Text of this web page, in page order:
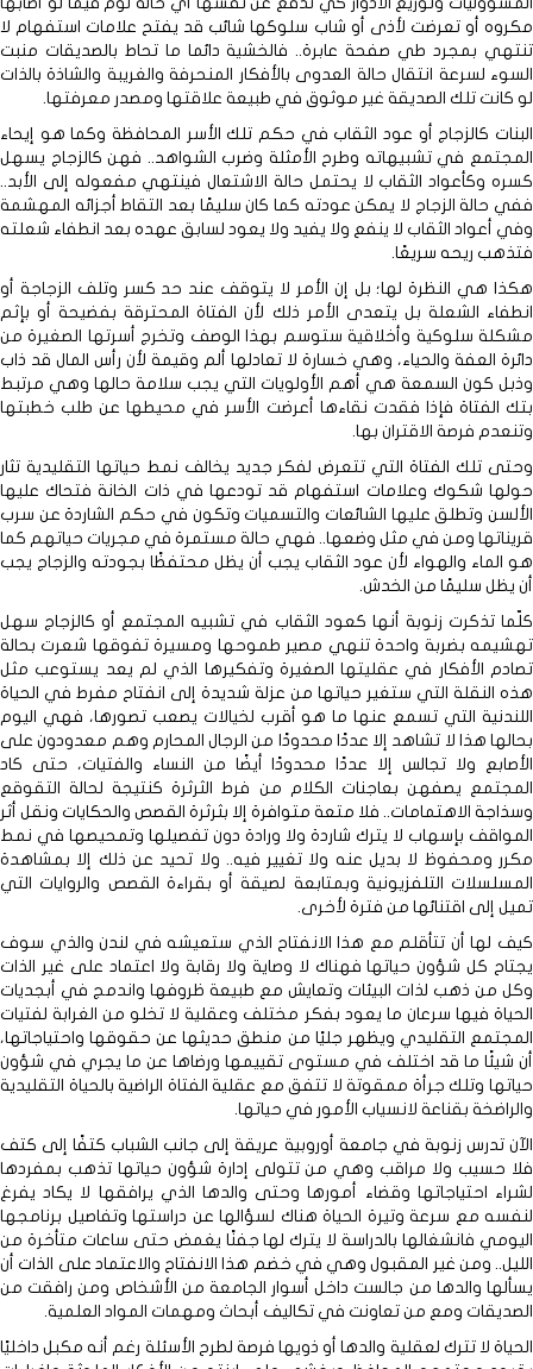
مكروه أو تعرضت لأذى أو شاب سلوكها شائب قد يفتح علامات استفهام لا
تنتهي بمجرد طي صفحة عابرة.. فالخشية دائما ما تحاط بالصديقات منبت
السوء لسرعة انتقال حالة العدوى بالأفكار المنحرفة والغريبة والشاذة بالذات
لو كانت تلك الصديقة غير موثوق في طبيعة علاقتها ومصدر معرفتها.
البنات كالزجاج أو عود الثقاب في حكم تلك الأسر المحافظة وكما هو إيحاء
المجتمع في تشبيهاته وطرح الأمثلة وضرب الشواهد.. فهن كالزجاج يسهل
كسره وكأعواد الثقاب لا يحتمل حالة الاشتعال فينتهي مفعوله إلى الأبد..
ففي حالة الزجاج لا يمكن عودته كما كان سليمًا بعد التقاط أجزائه المهشمة
وفي أعواد الثقاب لا ينفع ولا يفيد ولا يعود لسابق عهده بعد انطفاء شعلته
فتذهب ريحه سريعًا.
هكذا هي النظرة لها؛ بل إن الأمر لا يتوقف عند حد كسر وتلف الزجاجة أو
انطفاء الشعلة بل يتعدى الأمر ذلك لأن الفتاة المحترقة بفضيحة أو بإثم
مشكلة سلوكية وأخلاقية ستوسم بهذا الوصف وتخرج أسرتها الصغيرة من
دائرة العفة والحياء، وهي خسارة لا تعادلها ألم وقيمة لأن رأس المال قد ذاب
وذبل كون السمعة هي أهم الأولويات التي يجب سلامة حالها وهي مرتبط
بتك الفتاة فإذا فقدت نقاءها أعرضت الأسر في محيطها عن طلب خطبتها
وتنعدم فرصة الاقتران بها.
وحتى تلك الفتاة التي تتعرض لفكر جديد يخالف نمط حياتها التقليدية تثار
حولها شكوك وعلامات استفهام قد تودعها في ذات الخانة فتحاك عليها
الألسن وتطلق عليها الشائعات والتسميات وتكون في حكم الشاردة عن سرب
قريناتها ومن في مثل وضعها.. فهي حالة مستمرة في مجريات حياتهم كما
هو الماء والهواء لأن عود الثقاب يجب أن يظل محتفظًا بجودته والزجاج يجب
أن يظل سليمًا من الخدش.
كلّما تذكرت زنوبة أنها كعود الثقاب في تشبيه المجتمع أو كالزجاج سهل
تهشيمه بضربة واحدة تنهي مصير طموحها ومسيرة تفوقها شعرت بحالة
تصادم الأفكار في عقليتها الصغيرة وتفكيرها الذي لم يعد يستوعب مثل
هذه النقلة التي ستغير حياتها من عزلة شديدة إلى انفتاح مفرط في الحياة
اللندنية التي تسمع عنها ما هو أقرب لخيالات يصعب تصورها، فهي اليوم
بحالها هذا لا تشاهد إلا عددًا محدودًا من الرجال المحارم وهم معدودون على
الأصابع ولا تجالس إلا عددًا محدودًا أيضًا من النساء والفتيات، حتى كاد
المجتمع يصفهن بعاجنات الكلام من فرط الثرثرة كنتيجة لحالة التقوقع
وسذاجة الاهتمامات.. فلا متعة متوافرة إلا بثرثرة القصص والحكايات ونقل أثر
المواقف بإسهاب لا يترك شاردة ولا ورادة دون تفصيلها وتمحيصها في نمط
مكرر ومحفوظ لا بديل عنه ولا تغيير فيه.. ولا تحيد عن ذلك إلا بمشاهدة
المسلسلات التلفزيونية وبمتابعة لصيقة أو بقراءة القصص والروايات التي
تميل إلى اقتنائها من فترة لأخرى.
كيف لها أن تتأقلم مع هذا الانفتاح الذي ستعيشه في لندن والذي سوف
يجتاح كل شؤون حياتها فهناك لا وصاية ولا رقابة ولا اعتماد على غير الذات
وكل من ذهب لذات البيئات وتعايش مع طبيعة ظروفها واندمج في أبجديات
الحياة فيها سرعان ما يعود بفكر مختلف وعقلية لا تخلو من الغرابة لفتيات
المجتمع التقليدي ويظهر جليًا من منطق حديثها عن حقوقها واحتياجاتها،
أن شيئًا ما قد اختلف في مستوى تقييمها ورضاها عن ما يجري في شؤون
حياتها وتلك جرأة ممقوتة لا تتفق مع عقلية الفتاة الراضية بالحياة التقليدية
والراضخة بقناعة لانسياب الأمور في حياتها.
الآن تدرس زنوبة في جامعة أوروبية عريقة إلى جانب الشباب كتفًا إلى كتف
فلا حسيب ولا مراقب وهي من تتولى إدارة شؤون حياتها تذهب بمفردها
لشراء احتياجاتها وقضاء أمورها وحتى والدها الذي يرافقها لا يكاد يفرغ
لنفسه مع سرعة وتيرة الحياة هناك لسؤالها عن دراستها وتفاصيل برنامجها
اليومي فانشغالها بالدراسة لا يترك لها جفنًا يغمض حتى ساعات متأخرة من
الليل.. ومن غير المقبول وهي في خضم هذا الانفتاح والاعتماد على الذات أن
يسألها والدها من جالست داخل أسوار الجامعة من الأشخاص ومن رافقت من
الصديقات ومع من تعاونت في تكاليف أبحاث ومهمات المواد العلمية.
الحياة لا تترك لعقلية والدها أو ذويها فرصة لطرح الأسئلة رغم أنه مكبل داخليًا